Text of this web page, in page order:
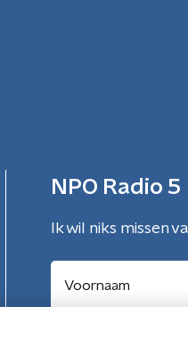
NPO Radio
Ik wil niks missen